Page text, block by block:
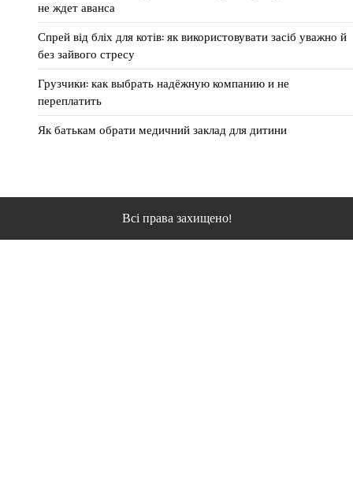
не ждет аванса
Спрей від бліх для котів: як використовувати засіб уважно й
без зайвого стресу
Грузчики: как выбрать надёжную компанию и не
переплатить
Як батькам обрати медичний заклад для дитини
Всі права захищено!